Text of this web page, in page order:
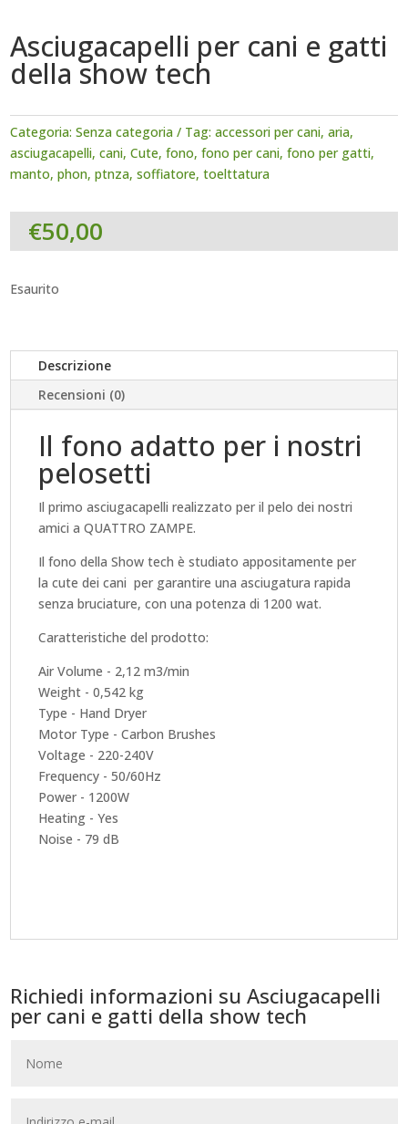
Asciugacapelli per cani e gatti
della show tech
Categoria:Senza categoria Tag:accessori per cani,aria,
asciugacapelli,cani,Cute,fono,fono per cani,fono per gatti,
manto,phon,ptnza,soffiatore,toelttatura
€50,00
Esaurito
Descrizione
Recensioni (0)
Il fono adatto per i nostri
pelosetti
Il primo asciugacapelli realizzato per il pelo dei nostri
amici a QUATTRO ZAMPE.
Il fono della Show tech è studiato appositamente per
la cute dei cani per garantire una asciugatura rapida
senza bruciature, con una potenza di 1200 wat.
Caratteristiche del prodotto:
Air Volume - 2,12 m3/min
Weight - 0,542 kg
Type - Hand Dryer
Motor Type - Carbon Brushes
Voltage - 220-240V
Frequency - 50/60Hz
Power - 1200W
Heating - Yes
Noise - 79 dB
Richiedi informazioni su Asciugacapelli
per cani e gatti della show tech